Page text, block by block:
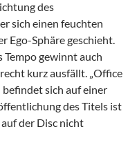
des
sich einen feuchten
Ego-Sphäre geschieht.
Tempo gewinnt auch
kurz ausfällt. „Office
sich auf einer
des Titels ist
der Disc nicht